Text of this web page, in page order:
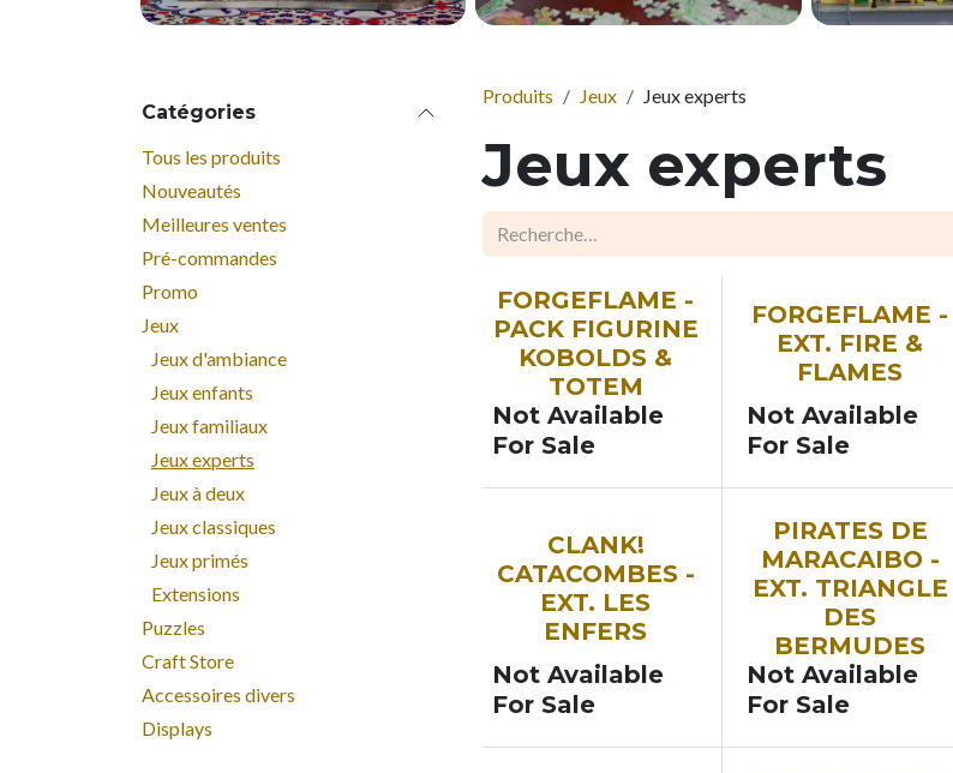
Catégories
Tous les produits
Nouveautés
Meilleures ventes
Pré-commandes
Promo
Jeux
Jeux d'ambiance
Jeux enfants
Jeux familiaux
Jeux experts
Jeux à deux
Jeux classiques
Jeux primés
Extensions
Puzzles
Craft Store
Accessoires divers
Displays
Produits Jeux Jeux experts
Jeux experts
SOON
FORGEFLAME -
PACK FIGURINE
KOBOLDS &
TOTEM
Not Available
For Sale
SOON
FORGEFLAME -
EXT. FIRE &
FLAMES
Not Available
For Sale
SOONCLANK!
CATACOMBES -
EXT. LES
ENFERS
Not Available
For Sale
PIRATES DE
MARACAIBO -
EXT. TRIANGLE
DES
BERMUDES
Not Available
For Sale